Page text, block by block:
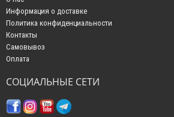
Информация о доставке
Политика конфиденциальности
Контакты
Самовывоз
Оплата
СОЦИАЛЬНЫЕ СЕТИ